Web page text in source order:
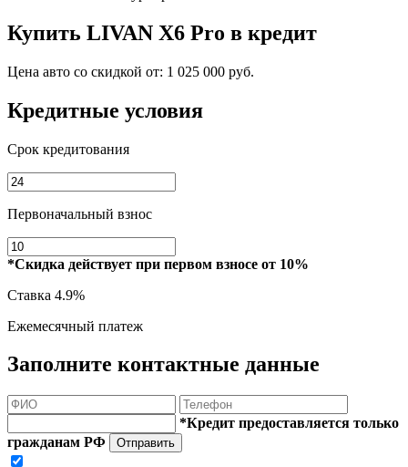
Купить LIVAN X6 Pro в кредит
Цена авто со скидкой от: 1 025 000 руб.
Кредитные условия
Срок кредитования
Первоначальный взнос
*Скидка действует при первом взносе от 10%
Ставка 4.9%
Ежемесячный платеж
Заполните контактные данные
*Кредит предоставляется только
гражданам РФ
Отправить